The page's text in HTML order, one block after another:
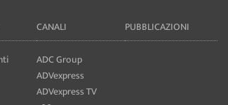
CANALI
ADC Group
ADVexpress
ADVexpress TV
PUBBLICAZIONI